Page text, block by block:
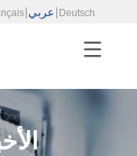
عربي Deutsch